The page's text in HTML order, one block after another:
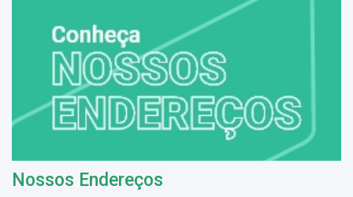
Nossos Endereços